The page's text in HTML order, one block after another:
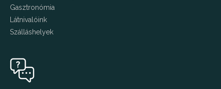
Gasztronómia
Látnivalóink
Szálláshelyek